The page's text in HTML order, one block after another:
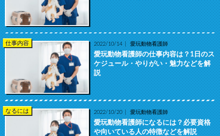
仕事内容 2022/10/14 愛玩動物看護師
愛玩動物看護師の仕事内容は？1日のス
ケジュール・やりがい・魅力などを解
説
なるには 2022/10/20 愛玩動物看護師
愛玩動物看護師になるには？必要資格
や向いている人の特徴などを解説